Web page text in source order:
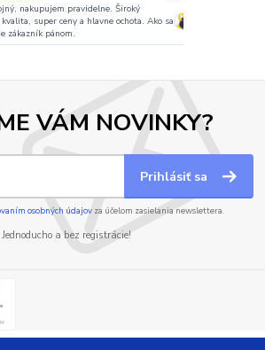
nakupujem pravidelne. Široký
super ceny a hlavne ochota. Ako sa
zákazník pánom.
VÁM NOVINKY?
Prihlásiť sa
osobných údajov za účelom zasielania newslettera.
Jednoducho a bez registrácie!